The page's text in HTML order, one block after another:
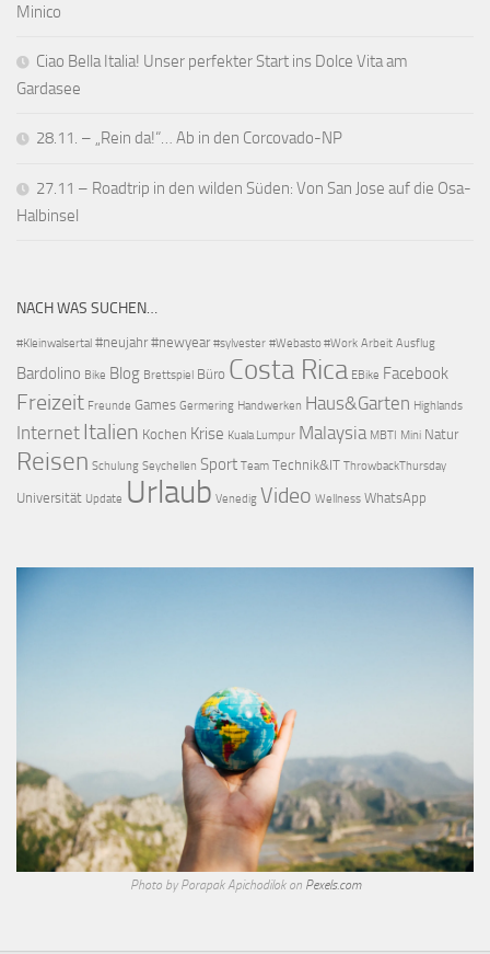
Minico
Ciao Bella Italia! Unser perfekter Start ins Dolce Vita am
Gardasee
28.11. – „Rein da!“… Ab in den Corcovado-NP
27.11 – Roadtrip in den wilden Süden: Von San Jose auf die Osa-
Halbinsel
NACH WAS SUCHEN…
#Kleinwalsertal #neujahr #newyear #sylvester #Webasto #Work Arbeit Ausflug
Bardolino Bike Blog Brettspiel Büro Costa Rica EBike Facebook
Freizeit Freunde Games Germering Handwerken Haus&Garten Highlands
Internet Italien Kochen Krise Kuala Lumpur Malaysia MBTI Mini Natur
Reisen Schulung Seychellen Sport Team Technik&IT ThrowbackThursday
Universität Update Urlaub Venedig Video Wellness WhatsApp
Photo by Porapak Apichodilok on Pexels.com